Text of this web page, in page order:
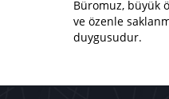
Büromuz, büyük
ve özenle
duygusudur.